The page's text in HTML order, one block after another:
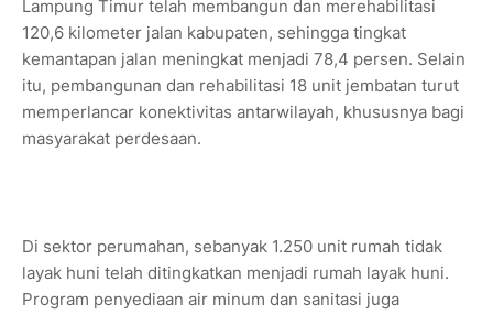
Lampung Timur telah membangun dan merehabilitasi
120,6 kilometer jalan kabupaten, sehingga tingkat
kemantapan jalan meningkat menjadi 78,4 persen. Selain
itu, pembangunan dan rehabilitasi 18 unit jembatan turut
memperlancar konektivitas antarwilayah, khususnya bagi
masyarakat perdesaan.
Di sektor perumahan, sebanyak 1.250 unit rumah tidak
layak huni telah ditingkatkan menjadi rumah layak huni.
Program penyediaan air minum dan sanitasi juga